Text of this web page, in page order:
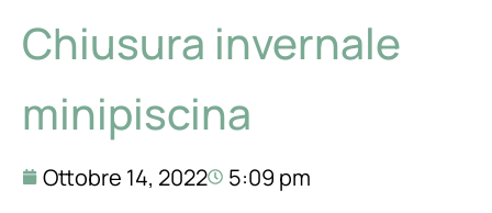
Chiusura invernale
minipiscina
Ottobre 14, 2022 5:09 pm